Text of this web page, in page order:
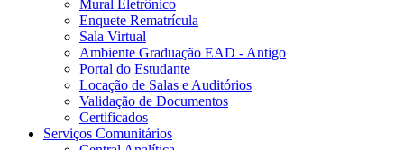
Mural Eletrônico
Enquete Rematrícula
Sala Virtual
Ambiente Graduação EAD - Antigo
Portal do Estudante
Locação de Salas e Auditórios
Validação de Documentos
Certificados
Serviços Comunitários